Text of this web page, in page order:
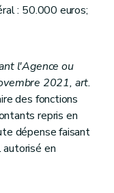
: 50.000 euros;
l'Agence ou
2021, art.
des fonctions
repris en
dépense faisant
en